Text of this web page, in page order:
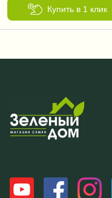
Купить в 1 клик